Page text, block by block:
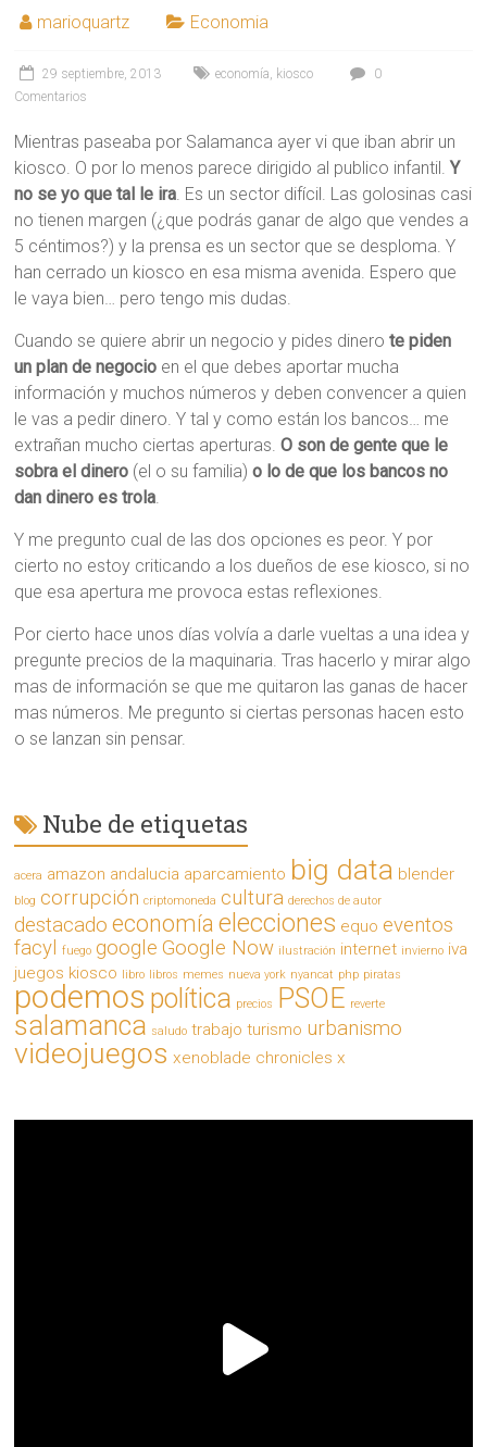
marioquartz Economia
29 septiembre, 2013 economía, kiosco
0
Comentarios
Mientras paseaba por Salamanca ayer vi que iban abrir un
kiosco. O por lo menos parece dirigido al publico infantil.Y
no se yo que tal le ira. Es un sector difícil. Las golosinas casi
no tienen margen (¿que podrás ganar de algo que vendes a
5 céntimos?) y la prensa es un sector que se desploma. Y
han cerrado un kiosco en esa misma avenida. Espero que
le vaya bien… pero tengo mis dudas.
Cuando se quiere abrir un negocio y pides dinerote piden
un plan de negocio en el que debes aportar mucha
información y muchos números y deben convencer a quien
le vas a pedir dinero. Y tal y como están los bancos… me
extrañan mucho ciertas aperturas.O son de gente que le
sobra el dinero (el o su familia)o lo de que los bancos no
dan dinero es trola.
Y me pregunto cual de las dos opciones es peor. Y por
cierto no estoy criticando a los dueños de ese kiosco, si no
que esa apertura me provoca estas reflexiones.
Por cierto hace unos días volvía a darle vueltas a una idea y
pregunte precios de la maquinaria. Tras hacerlo y mirar algo
mas de información se que me quitaron las ganas de hacer
mas números. Me pregunto si ciertas personas hacen esto
o se lanzan sin pensar.
Nube de etiquetas
acera amazon andalucia aparcamiento big data blender
blog corrupción criptomoneda cultura derechos de autor
destacado economía elecciones equo eventos
facyl
fuego google Google Now ilustración internet invierno iva
juegos kiosco libro libros memes nueva york nyancat php piratas
podemos política precios PSOE reverte
salamanca saludo trabajo turismo urbanismo
videojuegos xenoblade chronicles x